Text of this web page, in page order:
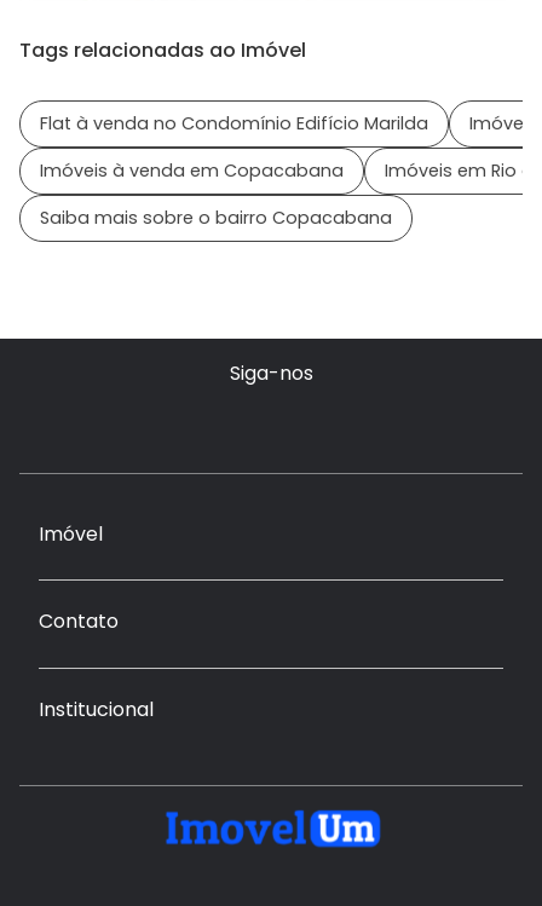
Tags relacionadas ao Imóvel
Flat à venda no Condomínio Edifício Marilda
Imóveis à venda em Copacabana
Imóveis em Rio
Saiba mais sobre o bairro Copacabana
Siga-nos
Imóvel
Contato
Institucional